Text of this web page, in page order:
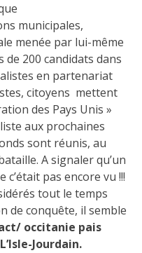
municipales,
menée par lui-même
200 candidats dans
en partenariat
citoyens mettent
des Pays Unis »
aux prochaines
sont réunis, au
A signaler qu’un
c’était pas encore vu !!!
tout le temps
de conquête, il semble
occitanie pais
Jourdain.